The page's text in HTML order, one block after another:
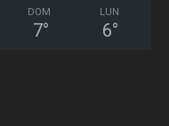
DOM
7°
LUN
6°